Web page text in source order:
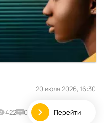
20 июля 2026, 16:30
422 0 Перейти